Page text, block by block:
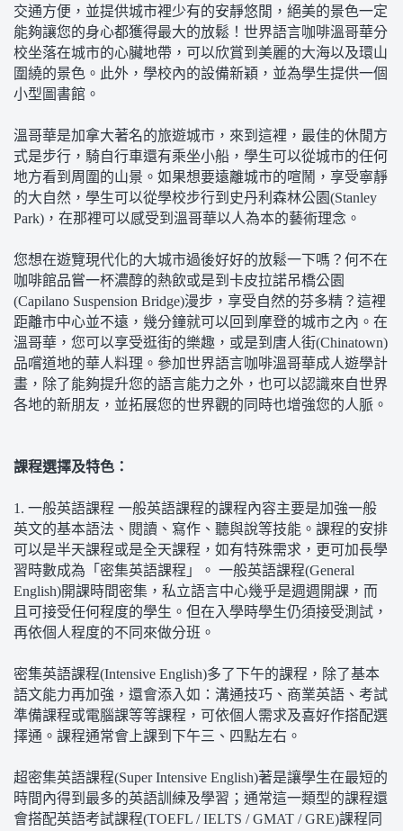
交通方便，並提供城市裡少有的安靜悠閒，絕美的景色一定
能夠讓您的身心都獲得最大的放鬆！世界語言咖啡溫哥華分
校坐落在城市的心臟地帶，可以欣賞到美麗的大海以及環山
圍繞的景色。此外，學校內的設備新穎，並為學生提供一個
小型圖書館。
溫哥華是加拿大著名的旅遊城市，來到這裡，最佳的休閒方
式是步行，騎自行車還有乘坐小船，學生可以從城市的任何
地方看到周圍的山景。如果想要遠離城市的喧鬧，享受寧靜
的大自然，學生可以從學校步行到史丹利森林公園(Stanley
Park)，在那裡可以感受到溫哥華以人為本的藝術理念。
您想在遊覽現代化的大城市過後好好的放鬆一下嗎？何不在
咖啡館品嘗一杯濃醇的熱飲或是到卡皮拉諾吊橋公園
(Capilano Suspension Bridge)漫步，享受自然的芬多精？這裡
距離市中心並不遠，幾分鐘就可以回到摩登的城市之內。在
溫哥華，您可以享受逛街的樂趣，或是到唐人街(Chinatown)
品嚐道地的華人料理。參加世界語言咖啡溫哥華成人遊學計
畫，除了能夠提升您的語言能力之外，也可以認識來自世界
各地的新朋友，並拓展您的世界觀的同時也增強您的人脈。
課程選擇及特色：
1. 一般英語課程 一般英語課程的課程內容主要是加強一般
英文的基本語法、閱讀、寫作、聽與說等技能。課程的安排
可以是半天課程或是全天課程，如有特殊需求，更可加長學
習時數成為「密集英語課程」。 一般英語課程(General
English)開課時間密集，私立語言中心幾乎是週週開課，而
且可接受任何程度的學生。但在入學時學生仍須接受測試，
再依個人程度的不同來做分班。
密集英語課程(Intensive English)多了下午的課程，除了基本
語文能力再加強，還會添入如：溝通技巧、商業英語、考試
準備課程或電腦課等等課程，可依個人需求及喜好作搭配選
擇通。課程通常會上課到下午三、四點左右。
超密集英語課程(Super Intensive English)著是讓學生在最短的
時間內得到最多的英語訓練及學習；通常這一類型的課程還
會搭配英語考試課程(TOEFL / IELTS / GMAT / GRE)課程同